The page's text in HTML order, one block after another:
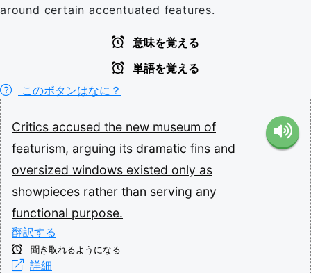
around certain accentuated features.
意味を覚える
単語を覚える
このボタンはなに？
Critics accused the new museum of
featurism, arguing its dramatic fins and
oversized windows existed only as
showpieces rather than serving any
functional purpose.
翻訳する
聞き取れるようになる
詳細